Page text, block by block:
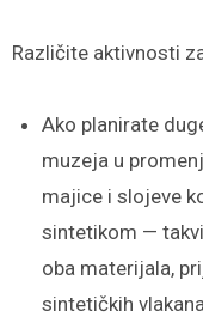
Različite aktivnosti
Ako planirate
muzeja u
majice i slojeve
sintetikom —
oba materijala,
sintetičkih